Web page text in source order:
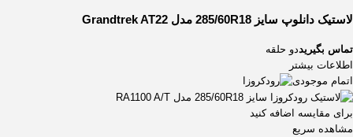
لاستیک دانلوپ سایز 285/60R18 مدل Grandtrek AT22
تماس بگیریددو حلقه
اطلاعات بیشتر
اتمام موجودی
برای مقایسه اضافه کنید
مشاهده سریع